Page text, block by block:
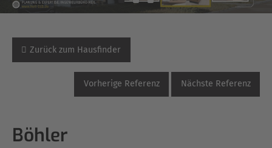
Zurück zum Hausfinder
Vorherige Referenz Nächste Referenz
Böhler